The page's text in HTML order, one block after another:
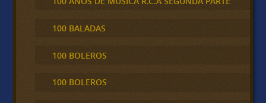
100 BALADAS
100 BOLEROS
100 BOLEROS